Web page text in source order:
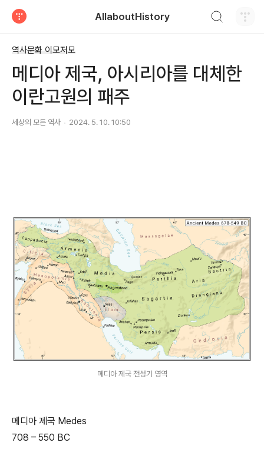
AllaboutHistory
역사문화 이모저모
메디아 제국, 아시리아를 대체한
이란고원의 패주
세상의 모든 역사 2024. 5. 10. 10:50
메디아 제국 전성기 영역
메디아 제국 Medes
708 – 550 BC